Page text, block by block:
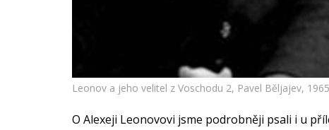
Leonov a jeho velitel z Voschodu 2, Pavel Běljajev,
O Alexeji Leonovovi jsme podrobněji psali i u